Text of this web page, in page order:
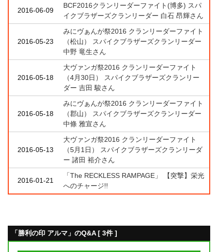
2016-06-09
BCF2016クランリーダーファイト(博多) スパ
イクブラザーズクランリーダー 白石 昂輝さん
2016-05-23
みにヴぁんが祭2016 クランリーダーファイト
（松山） スパイクブラザーズクランリーダー
中野 竜生さん
2016-05-18
大ヴァンガ祭2016 クランリーダーファイト
（4月30日） スパイクブラザーズクランリー
ダー 吉田 駿さん
2016-05-18
みにヴぁんが祭2016 クランリーダーファイト
（郡山） スパイクブラザーズクランリーダー
中條 雅宣さん
2016-05-13
大ヴァンガ祭2016 クランリーダーファイト
（5月1日） スパイクブラザーズクランリーダ
ー 諸田 裕介さん
2016-01-21
「The RECKLESS RAMPAGE」 【突撃】栄光
へのチャージ!!
「勝利の印 アルマ」のQ&A [ 3件 ]